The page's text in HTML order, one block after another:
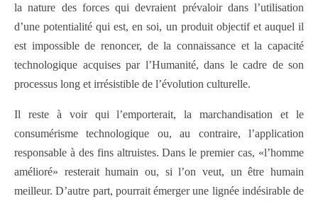
la nature des forces qui devraient prévaloir dans l’utilisation
d’une potentialité qui est, en soi, un produit objectif et auquel il
est impossible de renoncer, de la connaissance et la capacité
technologique acquises par l’Humanité, dans le cadre de son
processus long et irrésistible de l’évolution culturelle.
Il reste à voir qui l’emporterait, la marchandisation et le
consumérisme technologique ou, au contraire, l’application
responsable à des fins altruistes. Dans le premier cas, «l’homme
amélioré» resterait humain ou, si l’on veut, un être humain
meilleur. D’autre part, pourrait émerger une lignée indésirable de